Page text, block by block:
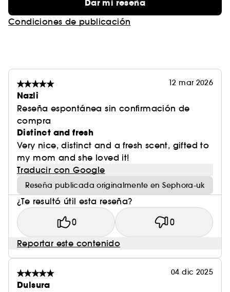
Dar mi reseña
Condiciones de publicación
12 mar 2026
Nazli
Reseña espontánea sin confirmación de
compra
Distinct and fresh
Very nice, distinct and a fresh scent, gifted to
my mom and she loved it!
Traducir con Google
Reseña publicada originalmente en Sephora-uk
¿Te resultó útil esta reseña?
0 0
Reportar este contenido
04 dic 2025
Dulsura